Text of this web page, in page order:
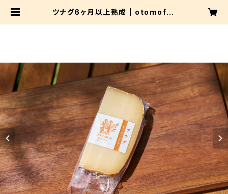
ツナグ6ヶ月以上熟成 | otomofar